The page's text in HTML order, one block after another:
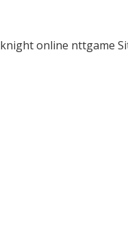
knight online nttgame